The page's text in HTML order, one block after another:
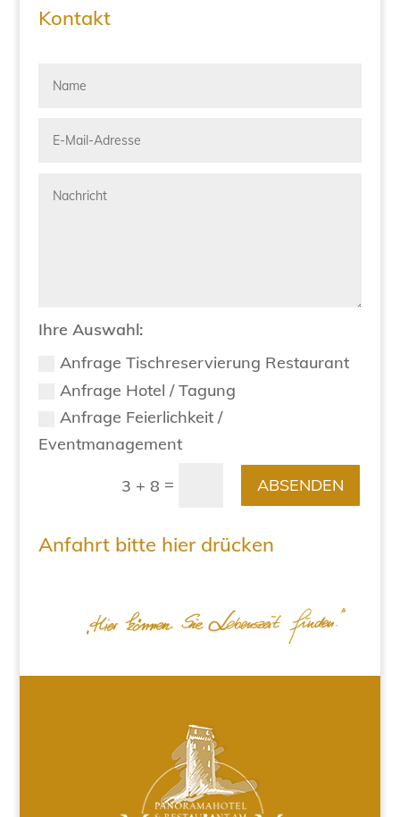
Kontakt
Ihre Auswahl:
Anfrage Tischreservierung Restaurant
Anfrage Hotel / Tagung
Anfrage Feierlichkeit /
Eventmanagement
3 + 8 = ABSENDEN
Anfahrt bitte hier drücken